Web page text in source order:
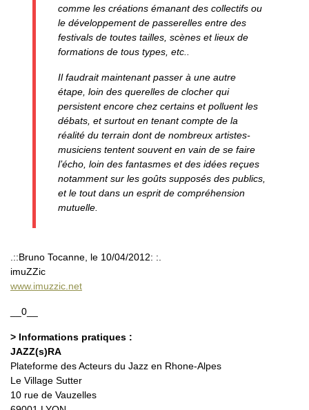
comme les créations émanant des collectifs ou
le développement de passerelles entre des
festivals de toutes tailles, scènes et lieux de
formations de tous types, etc..
Il faudrait maintenant passer à une autre
étape, loin des querelles de clocher qui
persistent encore chez certains et polluent les
débats, et surtout en tenant compte de la
réalité du terrain dont de nombreux artistes-
musiciens tentent souvent en vain de se faire
l’écho, loin des fantasmes et des idées reçues
notamment sur les goûts supposés des publics,
et le tout dans un esprit de compréhension
mutuelle.
.::Bruno Tocanne, le 10/04/2012: :.
imuZZic
www.imuzzic.net
__0__
> Informations pratiques :
JAZZ(s)RA
Plateforme des Acteurs du Jazz en Rhone-Alpes
Le Village Sutter
10 rue de Vauzelles